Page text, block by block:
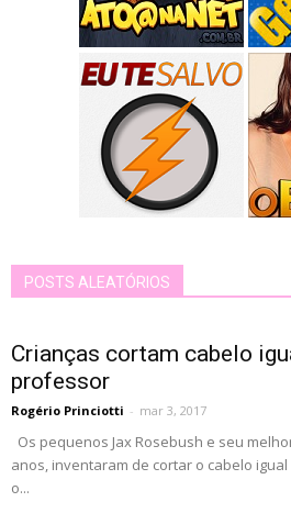
POSTS ALEATÓRIOS
Crianças cortam cabelo
professor
Rogério Princiotti - mar 3, 2017
Os pequenos Jax Rosebush e seu
anos, inventaram de cortar o cabelo
o...